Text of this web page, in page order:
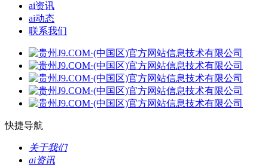
ai资讯
ai动态
联系我们
快捷导航
关于我们
ai资讯